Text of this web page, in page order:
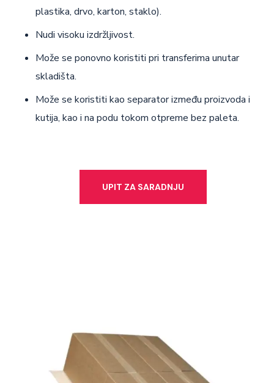
plastika, drvo, karton, staklo).
Nudi visoku izdržljivost.
Može se ponovno koristiti pri transferima unutar
skladišta.
Može se koristiti kao separator između proizvoda i
kutija, kao i na podu tokom otpreme bez paleta.
UPIT ZA SARADNJU